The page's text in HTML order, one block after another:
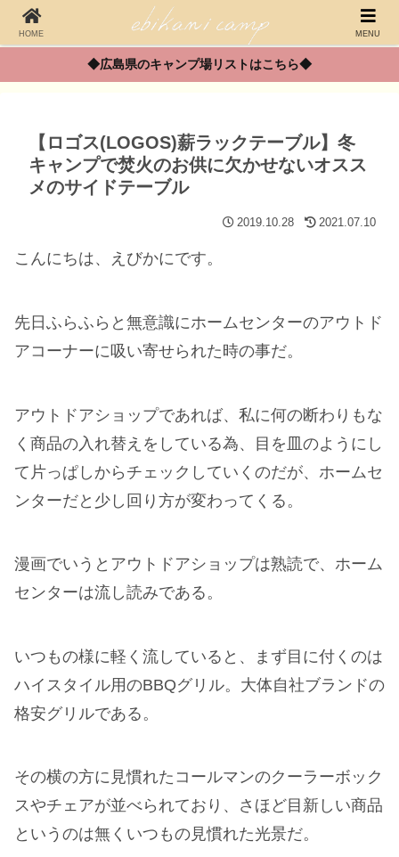
◆広島県のキャンプ場リストはこちら◆
【ロゴス(LOGOS)薪ラックテーブル】冬
キャンプで焚火のお供に欠かせないオスス
メのサイドテーブル
2019.10.28 2021.07.10
こんにちは、えびかにです。
先日ふらふらと無意識にホームセンターのアウトド
アコーナーに吸い寄せられた時の事だ。
アウトドアショップであれば、私に何の断わりもな
く商品の入れ替えをしている為、目を皿のようにし
て片っぱしからチェックしていくのだが、ホームセ
ンターだと少し回り方が変わってくる。
漫画でいうとアウトドアショップは熟読で、ホーム
センターは流し読みである。
いつもの様に軽く流していると、まず目に付くのは
ハイスタイル用のBBQグリル。大体自社ブランドの
格安グリルである。
その横の方に見慣れたコールマンのクーラーボック
スやチェアが並べられており、さほど目新しい商品
というのは無くいつもの見慣れた光景だ。
HOME MENU